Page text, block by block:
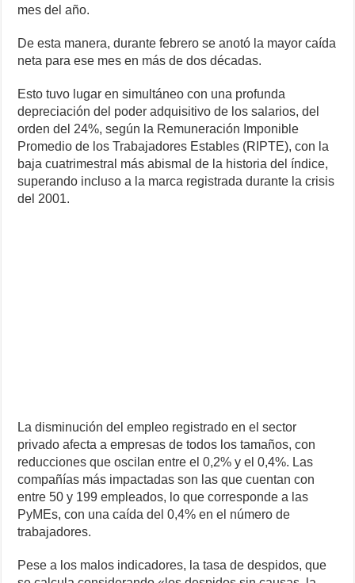
mes del año.
De esta manera, durante febrero se anotó la mayor caída
neta para ese mes en más de dos décadas.
Esto tuvo lugar en simultáneo con una profunda
depreciación del poder adquisitivo de los salarios, del
orden del 24%, según la Remuneración Imponible
Promedio de los Trabajadores Estables (RIPTE), con la
baja cuatrimestral más abismal de la historia del índice,
superando incluso a la marca registrada durante la crisis
del 2001.
La disminución del empleo registrado en el sector
privado afecta a empresas de todos los tamaños, con
reducciones que oscilan entre el 0,2% y el 0,4%. Las
compañías más impactadas son las que cuentan con
entre 50 y 199 empleados, lo que corresponde a las
PyMEs, con una caída del 0,4% en el número de
trabajadores.
Pese a los malos indicadores, la tasa de despidos, que